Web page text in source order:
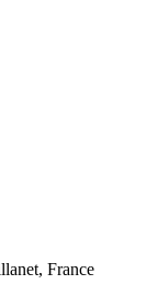
France